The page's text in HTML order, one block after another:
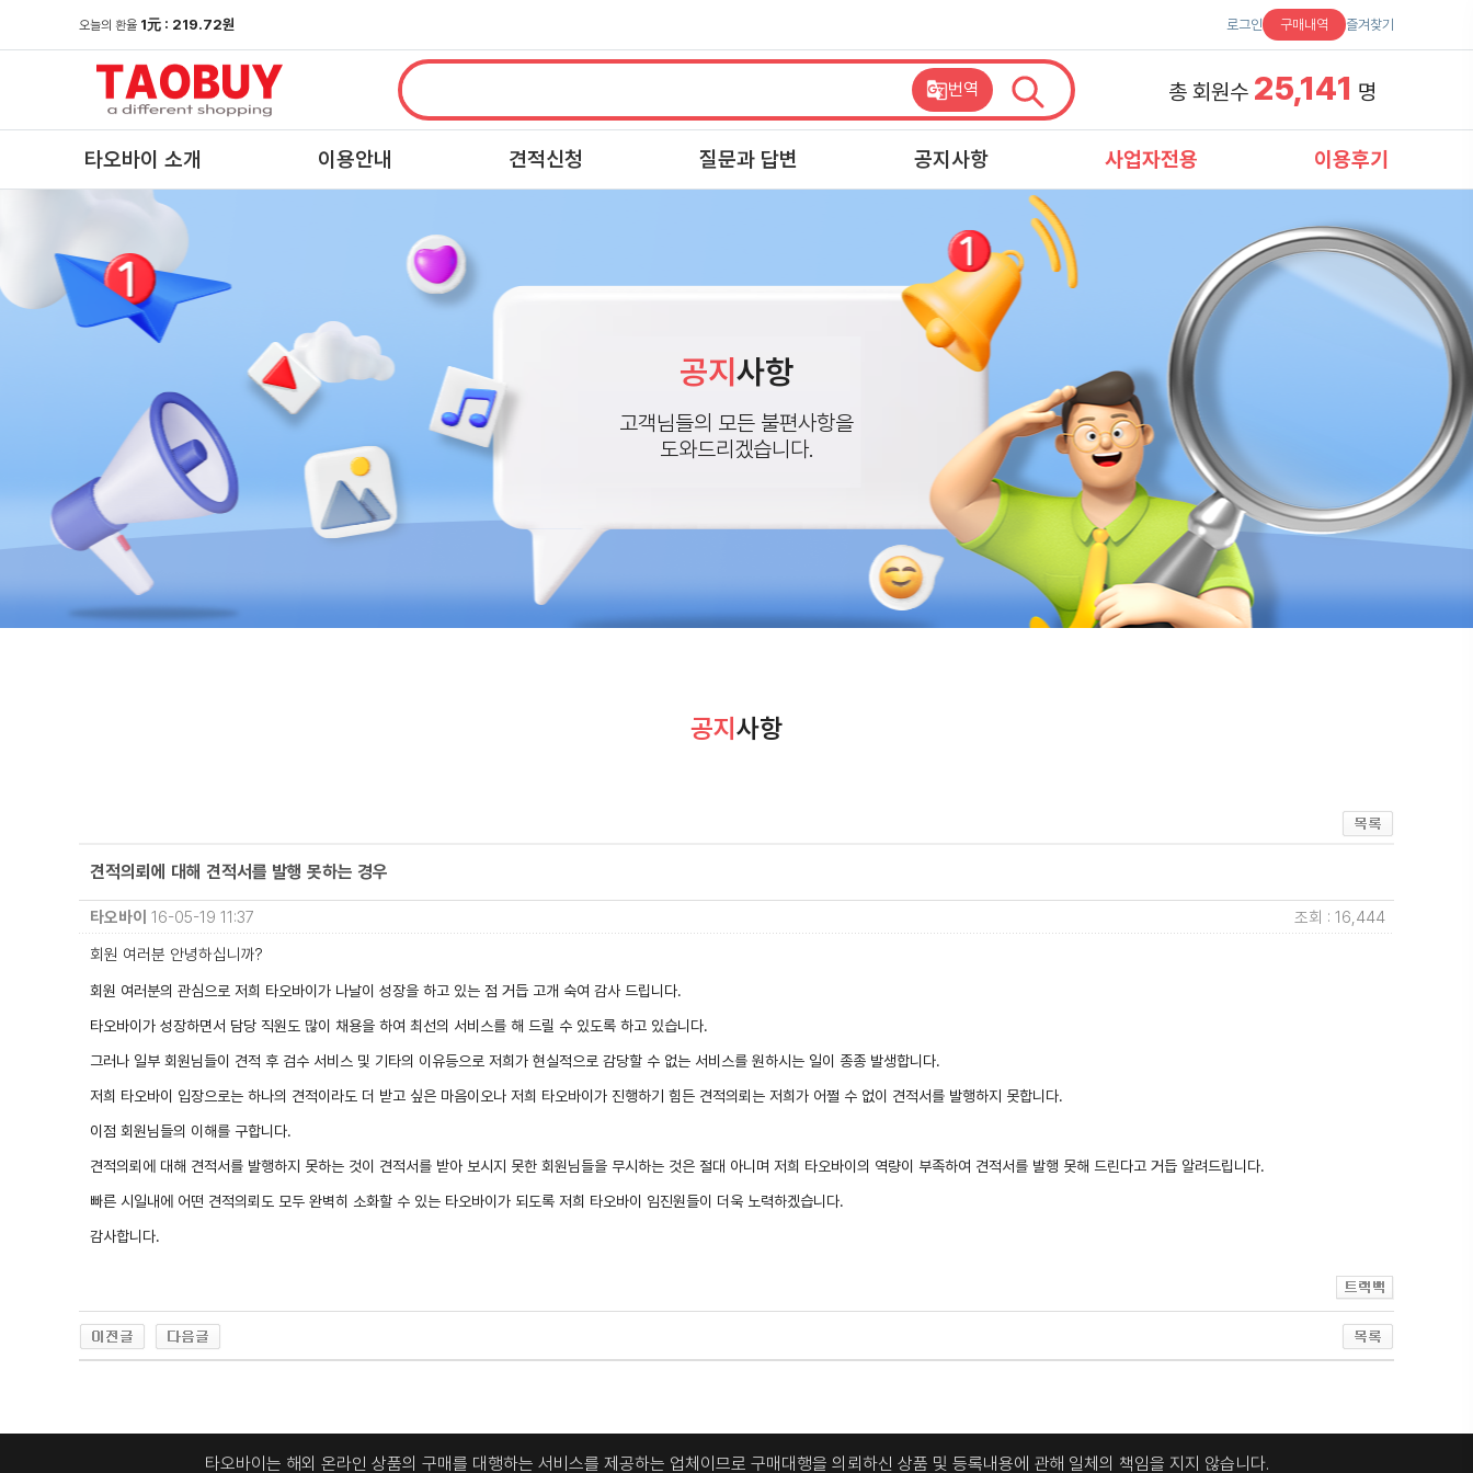
오늘의 환율 1元 : 219.72원 로그인 구매내역 즐겨찾기
번역 총 회원수 25,141 명
타오바이 소개 이용안내 견적신청 질문과 답변 공지사항 사업자전용 이용후기
공지 사항
고객님들의 모든 불편사항을
도와드리겠습니다.
공지 사항
견적의뢰에 대해 견적서를 발행 못하는 경우
타오바이 16-05-19 11:37
조회 : 16,444
회원 여러분 안녕하십니까?
회원 여러분의 관심으로 저희 타오바이가 나날이 성장을 하고 있는 점 거듭 고개 숙여 감사 드립니다.
타오바이가 성장하면서 담당 직원도 많이 채용을 하여 최선의 서비스를 해 드릴 수 있도록 하고 있습니다.
그러나 일부 회원님들이 견적 후 검수 서비스 및 기타의 이유등으로 저희가 현실적으로 감당할 수 없는 서비스를 원하시는 일이 종종 발생합니다.
저희 타오바이 입장으로는 하나의 견적이라도 더 받고 싶은 마음이오나 저희 타오바이가 진행하기 힘든 견적의뢰는 저희가 어쩔 수 없이 견적서를 발행하지 못합니다.
이점 회원님들의 이해를 구합니다.
견적의뢰에 대해 견적서를 발행하지 못하는 것이 견적서를 받아 보시지 못한 회원님들을 무시하는 것은 절대 아니며 저희 타오바이의 역량이 부족하여 견적서를 발행 못해 드린다고 거듭 알려드립니다.
빠른 시일내에 어떤 견적의뢰도 모두 완벽히 소화할 수 있는 타오바이가 되도록 저희 타오바이 임진원들이 더욱 노력하겠습니다.
감사합니다.
타오바이는 해외 온라인 상품의 구매를 대행하는 서비스를 제공하는 업체이므로 구매대행을 의뢰하신 상품 및 등록내용에 관해 일체의 책임을 지지 않습니다.